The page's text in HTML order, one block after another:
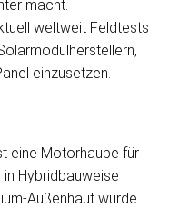
macht.
weltweit Feldtests
einzusetzen.
eine Motorhaube für
Hybridbauweise
Außenhaut wurde